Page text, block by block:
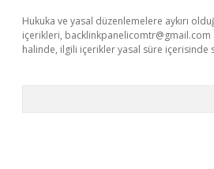
Hukuka ve yasal düzenlemelere aykırı
içerikleri, backlinkpanelicomtr@gmail.com
halinde, ilgili içerikler yasal süre içerisinde